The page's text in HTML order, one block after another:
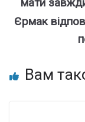
мати
Єрмак
Вам